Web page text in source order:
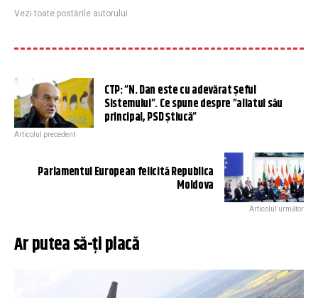
Vezi toate postările autorului
CTP: ”N. Dan este cu adevărat Șeful
Sistemului”. Ce spune despre ”aliatul său
principal, PSD Știucă”
Articolul precedent
Parlamentul European felicită Republica
Moldova
Articolul următor
Ar putea să-ți placă